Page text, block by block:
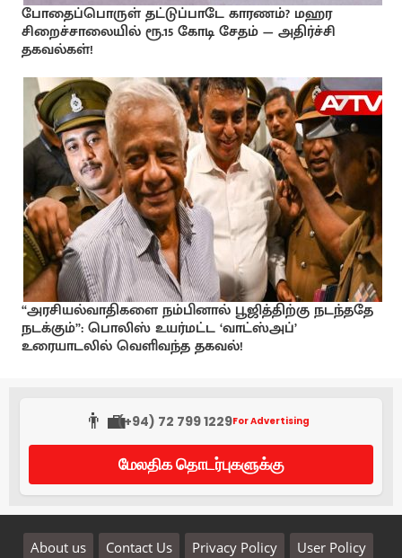
போதைப்பொருள் தட்டுப்பாடே காரணம்? மஹர
சிறைச்சாலையில் ரூ.15 கோடி சேதம் — அதிர்ச்சி
தகவல்கள்!
“அரசியல்வாதிகளை நம்பினால் பூஜித்திற்கு நடந்ததே
நடக்கும்”: பொலிஸ் உயர்மட்ட ‘வாட்ஸ்அப்’
உரையாடலில் வெளிவந்த தகவல்!
👨‍💼(+94) 72 799 1229For Advertising
மேலதிக தொடர்புகளுக்கு
About us Contact Us Privacy Policy User Policy